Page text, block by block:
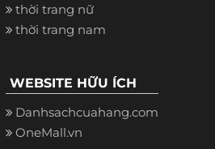
thời trang nữ
thời trang nam
WEBSITE HỮU ÍCH
Danhsachcuahang.com
OneMall.vn